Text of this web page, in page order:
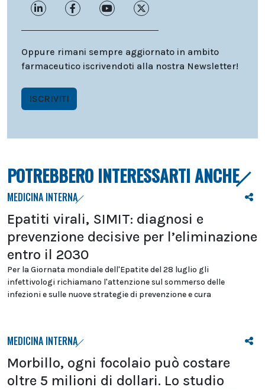
Oppure rimani sempre aggiornato in ambito
farmaceutico iscrivendoti alla nostra Newsletter!
ISCRIVITI
POTREBBERO INTERESSARTI ANCHE
MEDICINA INTERNA
Epatiti virali, SIMIT: diagnosi e
prevenzione decisive per l’eliminazione
entro il 2030
Per la Giornata mondiale dell'Epatite del 28 luglio gli
infettivologi richiamano l'attenzione sul sommerso delle
infezioni e sulle nuove strategie di prevenzione e cura
MEDICINA INTERNA
Morbillo, ogni focolaio può costare
oltre 5 milioni di dollari. Lo studio